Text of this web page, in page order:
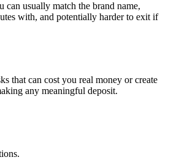
usually match the brand name,
with, and potentially harder to exit if
that can cost you real money or create
any meaningful deposit.